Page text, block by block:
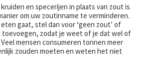
en specerijen in plaats van zout is
om uw zoutinname te verminderen.
gaat, stel dan voor ‘geen zout’ of
toevoegen, zodat je weet of je dat wel of
mensen consumeren tonnen meer
zouden moeten en weten het niet